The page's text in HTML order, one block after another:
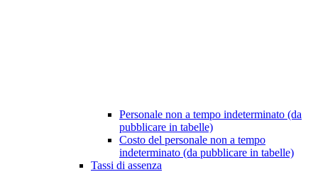
Personale non a tempo indeterminato (da
pubblicare in tabelle)
Costo del personale non a tempo
indeterminato (da pubblicare in tabelle)
Tassi di assenza